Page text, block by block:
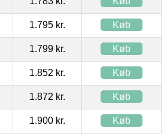
1.795 kr. Køb
1.799 kr. Køb
1.852 kr. Køb
1.872 kr. Køb
1.900 kr. Køb